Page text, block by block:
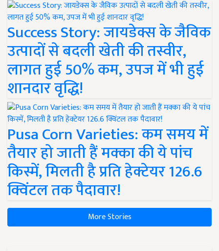
Success Story: जायडेक्स के जैविक
उत्पादों से बदली खेती की तस्वीर,
लागत हुई 50% कम, उपज में भी हुई
शानदार वृद्धि!
Pusa Corn Varieties: कम समय में
तैयार हो जाती हैं मक्का की ये पांच
किस्में, मिलती है प्रति हेक्टेयर 126.6
क्विंटल तक पैदावार!
More Stories